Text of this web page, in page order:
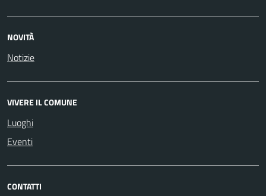
NOVITÀ
Notizie
VIVERE IL COMUNE
Luoghi
Eventi
CONTATTI